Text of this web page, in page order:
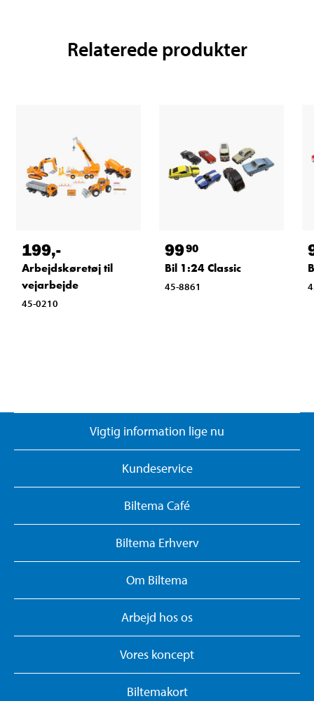
Relaterede produkter
199,-
Arbejdskøretøj til
vejarbejde
45-0210
9990
Bil 1:24 Classic
45-8861
Vigtig information lige nu
Kundeservice
Biltema Café
Biltema Erhverv
Om Biltema
Arbejd hos os
Vores koncept
Biltemakort